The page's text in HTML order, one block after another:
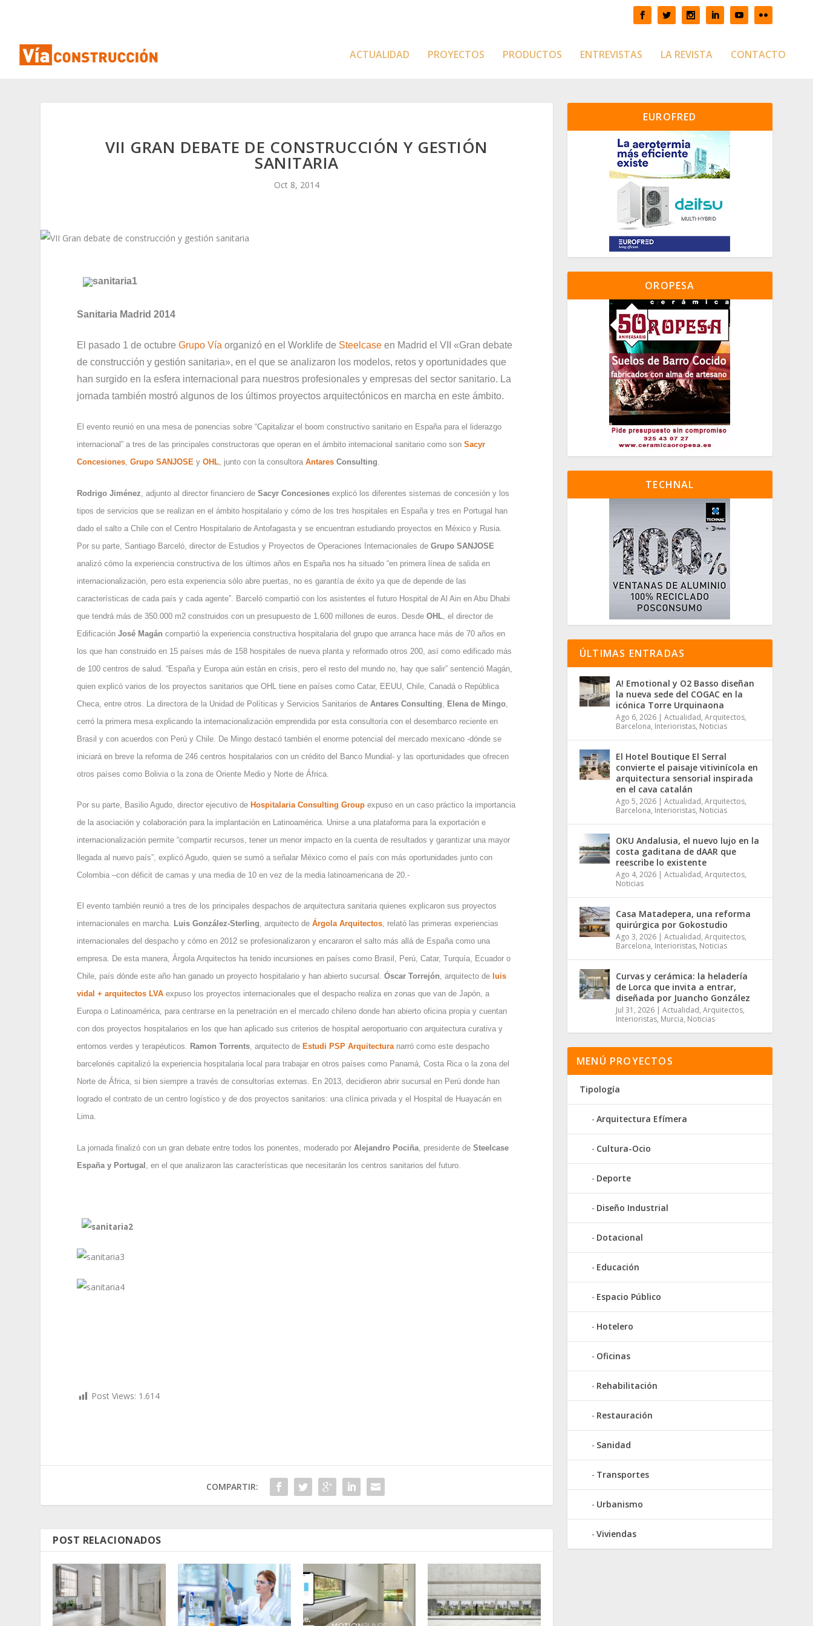
ACTUALIDAD PROYECTOS PRODUCTOS ENTREVISTAS LA REVISTA CONTACTO
VII GRAN DEBATE DE CONSTRUCCIÓN Y GESTIÓN
SANITARIA
Oct 8, 2014
Sanitaria Madrid 2014
El pasado 1 de octubreGrupo Vía organizó en el Worklife de Steelcase en Madrid el VII «Gran debate
de construcción y gestión sanitaria», en el que se analizaron los modelos, retos y oportunidades que
han surgido en la esfera internacional para nuestros profesionales y empresas del sector sanitario. La
jornada también mostró algunos de los últimos proyectos arquitectónicos en marcha en este ámbito.
El evento reunió en una mesa de ponencias sobre “Capitalizar el boom constructivo sanitario en España para el liderazgo
internacional” a tres de las principales constructoras que operan en el ámbito internacional sanitario como sonSacyr
Concesiones,Grupo SANJOSE yOHL, junto con la consultoraAntares Consulting.
Rodrigo Jiménez , adjunto al director financiero deSacyr Concesiones explicó los diferentes sistemas de concesión y los
tipos de servicios que se realizan en el ámbito hospitalario y cómo de los tres hospitales en España y tres en Portugal han
dado el salto a Chile con el Centro Hospitalario de Antofagasta y se encuentran estudiando proyectos en México y Rusia.
Por su parte, Santiago Barceló, director de Estudios y Proyectos de Operaciones Internacionales deGrupo SANJOSE
analizó cómo la experiencia constructiva de los últimos años en España nos ha situado “en primera línea de salida en
internacionalización, pero esta experiencia sólo abre puertas, no es garantía de éxito ya que de depende de las
características de cada país y cada agente”. Barceló compartió con los asistentes el futuro Hospital de Al Ain en Abu Dhabi
que tendrá más de 350.000 m2 construidos con un presupuesto de 1.600 millones de euros. DesdeOHL , el director de
EdificaciónJosé Magáncompartió la experiencia constructiva hospitalaria del grupo que arranca hace más de 70 años en
los que han construido en 15 países más de 158 hospitales de nueva planta y reformado otros 200, así como edificado más
de 100 centros de salud. “España y Europa aún están en crisis, pero el resto del mundo no, hay que salir” sentenció Magán,
quien explicó varios de los proyectos sanitarios que OHL tiene en países como Catar, EEUU, Chile, Canadá o República
Checa, entre otros. La directora de la Unidad de Políticas y Servicios Sanitarios deAntares Consulting Elena de Mingo
cerró la primera mesa explicando la internacionalización emprendida por esta consultoría con el desembarco reciente en
Brasil y con acuerdos con Perú y Chile. De Mingo destacó también el enorme potencial del mercado mexicano -dónde se
iniciará en breve la reforma de 246 centros hospitalarios con un crédito del Banco Mundial- y las oportunidades que ofrecen
otros países como Bolivia o la zona de Oriente Medio y Norte de África.
Por su parte, Basilio Agudo, director ejecutivo de Hospitalaria Consulting Group expuso en un caso práctico la importancia
de la asociación y colaboración para la implantación en Latinoamérica. Unirse a una plataforma para la exportación e
internacionalización permite “compartir recursos, tener un menor impacto en la cuenta de resultados y garantizar una mayor
llegada al nuevo país”, explicó Agudo, quien se sumó a señalar México como el país con más oportunidades junto con
Colombia –con déficit de camas y una media de 10 en vez de la media latinoamericana de 20.-
El evento también reunió a tres de los principales despachos de arquitectura sanitaria quienes explicaron sus proyectos
internacionales en marcha. Luis González-Sterling, arquitecto deÁrgola Arquitectos, relató las primeras experiencias
internacionales del despacho y cómo en 2012 se profesionalizaron y encararon el salto más allá de España como una
empresa. De esta manera, Árgola Arquitectos ha tenido incursiones en países como Brasil, Perú, Catar, Turquía, Ecuador o
Chile, país dónde este año han ganado un proyecto hospitalario y han abierto sucursal.Óscar Torrejón, arquitecto de luis
vidal + arquitectos LVA expuso los proyectos internacionales que el despacho realiza en zonas que van de Japón, a
Europa o Latinoamérica, para centrarse en la penetración en el mercado chileno donde han abierto oficina propia y cuentan
con dos proyectos hospitalarios en los que han aplicado sus criterios de hospital aeroportuario con arquitectura curativa y
entornos verdes y terapéuticos. Ramon Torrents, arquitecto de Estudi PSP Arquitecturanarró como este despacho
barcelonés capitalizó la experiencia hospitalaria local para trabajar en otros países como Panamá, Costa Rica o la zona del
Norte de África, si bien siempre a través de consultorías externas. En 2013, decidieron abrir sucursal en Perú donde han
logrado el contrato de un centro logístico y de dos proyectos sanitarios: una clínica privada y el Hospital de Huayacán en
Lima.
La jornada finalizó con un gran debate entre todos los ponentes, moderado porAlejandro Pociña , presidente deSteelcase
España y Portugal , en el que analizaron las características que necesitarán los centros sanitarios del futuro.
Post Views: 1.614
COMPARTIR:
POST RELACIONADOS
EUROFRED
OROPESA
TECHNAL
ÚLTIMAS ENTRADAS
A! Emotional y O2 Basso diseñan
la nueva sede del COGAC en la
icónica Torre Urquinaona
Ago 6, 2026 | Actualidad, Arquitectos,
Barcelona, Interioristas, Noticias
El Hotel Boutique El Serral
convierte el paisaje vitivinícola en
arquitectura sensorial inspirada
en el cava catalán
Ago 5, 2026 | Actualidad, Arquitectos,
Barcelona, Interioristas, Noticias
OKU Andalusia, el nuevo lujo en la
costa gaditana de dAAR que
reescribe lo existente
Ago 4, 2026 | Actualidad, Arquitectos,
Noticias
Casa Matadepera, una reforma
quirúrgica por Gokostudio
Ago 3, 2026 | Actualidad, Arquitectos,
Barcelona, Interioristas, Noticias
Curvas y cerámica: la heladería
de Lorca que invita a entrar,
diseñada por Juancho González
Jul 31, 2026 | Actualidad, Arquitectos,
Interioristas, Murcia, Noticias
MENÚ PROYECTOS
Tipología
Arquitectura Efímera
Cultura-Ocio
Deporte
Diseño Industrial
Dotacional
Educación
Espacio Público
Hotelero
Oficinas
Rehabilitación
Restauración
Sanidad
Transportes
Urbanismo
Viviendas